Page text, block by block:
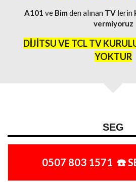
A101 ve Bim den alınan TV lerin
vermiyoruz
DİJİTSU VE TCL TV
YOKTUR
SEG
0507 803 1571 ☎️